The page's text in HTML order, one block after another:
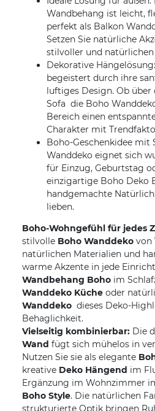
Wandbehang ist leicht,
perfekt als Balkon
Setzen Sie natürliche
stilvoller und
Dekorative
begeistert durch ihre
luftiges Design. Ob
Sofa  die Boho
Bereich einen
Charakter mit
Boho-Geschenkidee mit
Wanddeko eignet sich
für Einzug, Geburtstag
einzigartige Boho Deko
handgemachte
lieben.
Boho-Wohngefühl für jedes
stilvolle Boho Wanddeko von
natürlichen Materialien und
warme Akzente in jede
Wandbehang Boho im
Wanddeko Küche oder
Wanddeko  dieses Deko-
Behaglichkeit.
Vielseitig kombinierbar: Die
Wand fügt sich mühelos in
Nutzen Sie sie als elegante
kreative Deko Hängend im
Ergänzung im Wohnzimmer
Boho Style. Die natürlichen
strukturierte Optik bringen